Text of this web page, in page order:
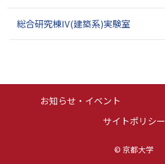
総合研究棟IV(建築系)実験室
© 京都大学
お知らせ・イベント
サイトポリシー